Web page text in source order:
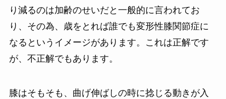
り減るのは加齢のせいだと一般的に言われてお
り、その為、歳をとれば誰でも変形性膝関節症に
なるというイメージがあります。これは正解です
が、不正解でもあります。
膝はそもそも、曲げ伸ばしの時に捻じる動きが入